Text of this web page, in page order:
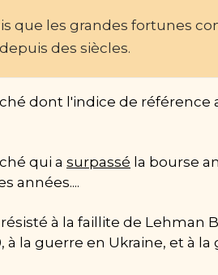
que les grandes fortunes
des siècles.
dont l'indice de référence
qui a surpassé la bourse
années....
à la faillite de Lehman
à la guerre en Ukraine, et à